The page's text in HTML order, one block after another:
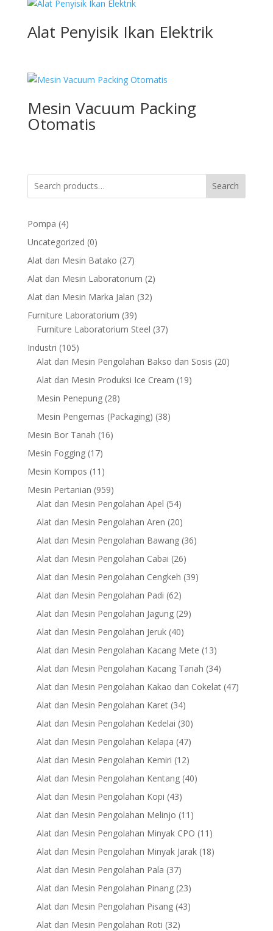
Alat Penyisik Ikan Elektrik
Mesin Vacuum Packing
Otomatis
Search
Pompa 44
products
Uncategorized 00
products
Alat dan Mesin Batako 2727
products
Alat dan Mesin Laboratorium 22
Alat dan Mesin Marka Jalan 3232
Furniture Laboratorium 3939
products
Furniture Laboratorium Steel 3737
Industri 105105
products
Alat dan Mesin Pengolahan Bakso dan Sosis 2020
Alat dan Mesin Produksi Ice Cream 1919
Mesin Penepung 2828
products
Mesin Pengemas (Packaging) 3838
Mesin Bor Tanah 1616
Mesin Fogging 1717
products
Mesin Kompos 11 11
products
Mesin Pertanian 959959
products
Alat dan Mesin Pengolahan Apel 5454
products
Alat dan Mesin Pengolahan Aren 2020
products
Alat dan Mesin Pengolahan Bawang 3636
Alat dan Mesin Pengolahan Cabai 2626
products
Alat dan Mesin Pengolahan Cengkeh 3939
Alat dan Mesin Pengolahan Padi 6262
products
Alat dan Mesin Pengolahan Jagung 2929
Alat dan Mesin Pengolahan Jeruk 4040
products
Alat dan Mesin Pengolahan Kacang Mete 1313
products
Alat dan Mesin Pengolahan Kacang Tanah 3434
products
Alat dan Mesin Pengolahan Kakao dan Cokelat 4747
Alat dan Mesin Pengolahan Karet 3434
products
Alat dan Mesin Pengolahan Kedelai 3030
products
Alat dan Mesin Pengolahan Kelapa 4747
products
Alat dan Mesin Pengolahan Kemiri 1212
products
Alat dan Mesin Pengolahan Kentang 4040
Alat dan Mesin Pengolahan Kopi 4343
products
Alat dan Mesin Pengolahan Melinjo 11 11
products
Alat dan Mesin Pengolahan Minyak CPO 11 11
products
Alat dan Mesin Pengolahan Minyak Jarak 1818
Alat dan Mesin Pengolahan Pala 3737
products
Alat dan Mesin Pengolahan Pinang 2323
products
Alat dan Mesin Pengolahan Pisang 4343
Alat dan Mesin Pengolahan Roti 3232